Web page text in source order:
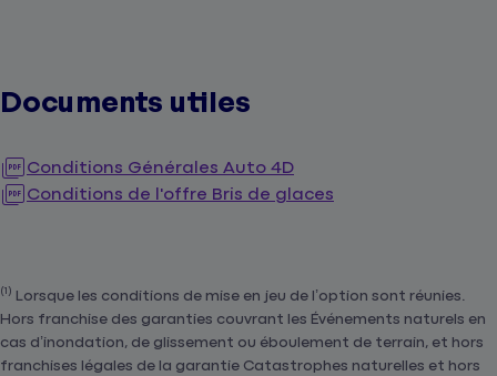
Documents utiles
Conditions Générales Auto 4D
Conditions de l'offre Bris de glaces
(1) Lorsque les conditions de mise en jeu de l’option sont réunies.
Hors franchise des garanties couvrant les Événements naturels en
cas d’inondation, de glissement ou éboulement de terrain, et hors
franchises légales de la garantie Catastrophes naturelles et hors